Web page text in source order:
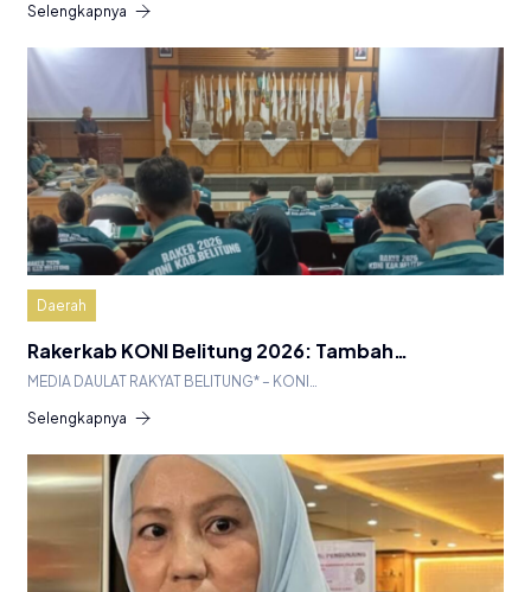
Selengkapnya
Daerah
Rakerkab KONI Belitung 2026: Tambah…
MEDIA DAULAT RAKYAT BELITUNG* – KONI…
Selengkapnya